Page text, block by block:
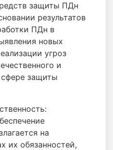
защиты ПДн
результатов
ПДн в
новых
угроз
и
защиты
на
их обязанностей,